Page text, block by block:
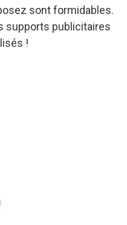
sont formidables.
supports publicitaires
!